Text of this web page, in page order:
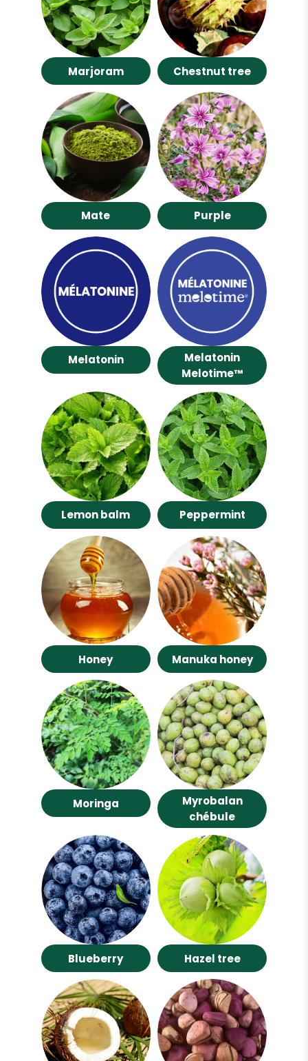
Marjoram Chestnut tree
Mate Purple
Melatonin
Melatonin
Melotime™
Lemon balm Peppermint
Honey Manuka honey
Moringa
Myrobalan
chébule
Blueberry Hazel tree